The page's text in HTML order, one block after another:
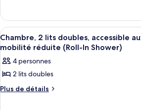
de
chambre :
Chambre,
2
lits
doubles
Chambre,
lits
doubles
Afficher
toutes
les
photos
pour
ce
Une
5
Chambre, 2 lits doubles, accessible
mobilité réduite (Roll-In Shower)
4 personnes
2 lits doubles
Plus de détails
Plus